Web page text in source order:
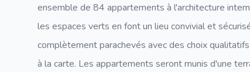
ensemble de 84 appartements à l'architecture
les espaces verts en font un lieu convivial et
complètement parachevés avec des choix
à la carte. Les appartements seront munis d'une